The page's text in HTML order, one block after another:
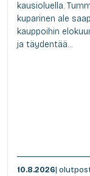
kausioluella.
kuparinen ale
kauppoihin
ja täydentää...
10.8.2026|